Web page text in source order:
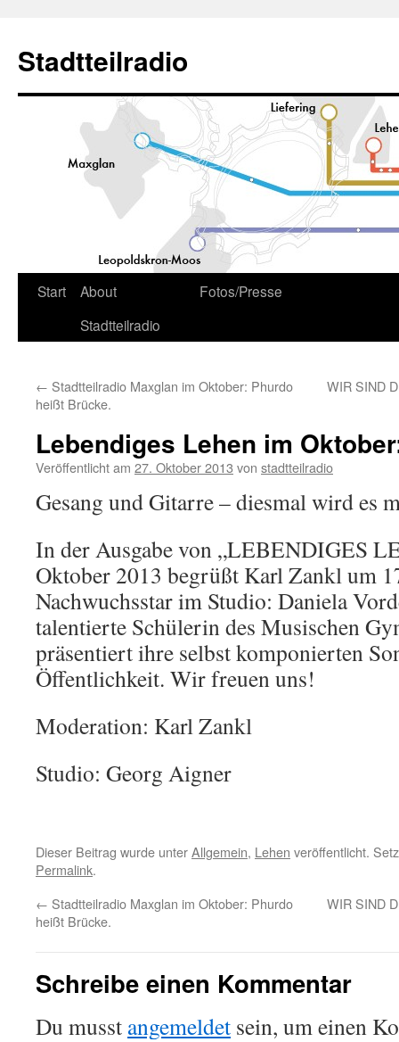
springen
Stadtteilradio
Start
About
Stadtteilradio
Fotos/Presse
← Stadtteilradio Maxglan im Oktober: Phurdo
heißt Brücke.
WIR SIND
Lebendiges Lehen im
Veröffentlicht am 27. Oktober 2013 von stadtteilradio
Gesang und Gitarre – diesmal wird es
In der Ausgabe von „LEBENDIGES
Oktober 2013 begrüßt Karl Zankl um
Nachwuchsstar im Studio: Daniela
talentierte Schülerin des Musischen
präsentiert ihre selbst komponierten
Öffentlichkeit. Wir freuen uns!
Moderation: Karl Zankl
Studio: Georg Aigner
Dieser Beitrag wurde unterAllgemein, Lehen veröffentlicht.
Permalink.
← Stadtteilradio Maxglan im Oktober: Phurdo
heißt Brücke.
WIR SIND
Schreibe einen Kommentar
Du musst angemeldet sein, um einen